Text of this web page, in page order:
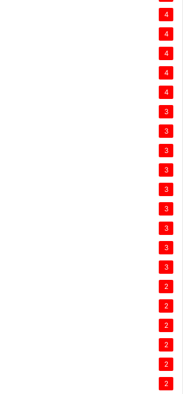
4
4
4
4
4
3
3
3
3
3
3
3
3
3
2
2
2
2
2
2